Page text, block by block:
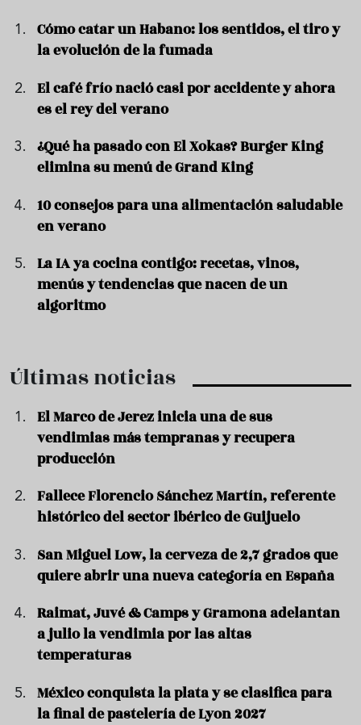
Cómo catar un Habano: los sentidos, el tiro y
la evolución de la fumada
El café frío nació casi por accidente y ahora
es el rey del verano
¿Qué ha pasado con El Xokas? Burger King
elimina su menú de Grand King
10 consejos para una alimentación saludable
en verano
La IA ya cocina contigo: recetas, vinos,
menús y tendencias que nacen de un
algoritmo
Últimas noticias
El Marco de Jerez inicia una de sus
vendimias más tempranas y recupera
producción
Fallece Florencio Sánchez Martín, referente
histórico del sector ibérico de Guijuelo
San Miguel Low, la cerveza de 2,7 grados que
quiere abrir una nueva categoría en España
Raimat, Juvé & Camps y Gramona adelantan
a julio la vendimia por las altas
temperaturas
México conquista la plata y se clasifica para
la final de pastelería de Lyon 2027